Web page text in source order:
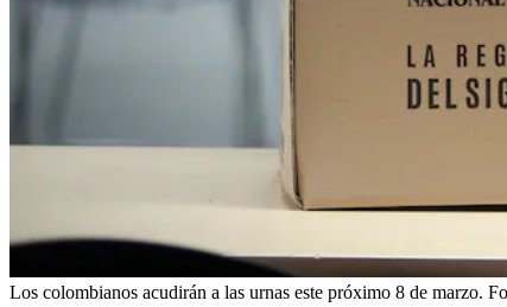
Los colombianos acudirán a las urnas este próximo 8 de marzo.